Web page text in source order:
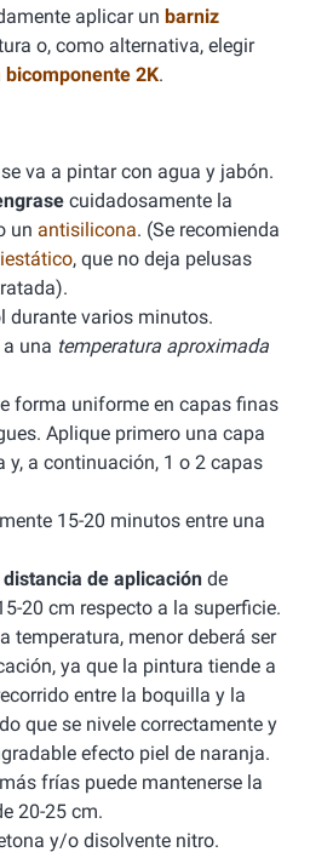
aplicar un barniz
o, como alternativa, elegir
bicomponente 2K.
va a pintar con agua y jabón.
cuidadosamente la
un antisilicona. (Se recomienda
, que no deja pelusas
durante varios minutos.
una temperatura aproximada
forma uniforme en capas finas
Aplique primero una capa
y, a continuación, 1 o 2 capas
15-20 minutos entre una
distancia de aplicación de
20 cm respecto a la superficie.
temperatura, menor deberá ser
ya que la pintura tiende a
entre la boquilla y la
que se nivele correctamente y
efecto piel de naranja.
frías puede mantenerse la
20-25 cm.
y/o disolvente nitro.